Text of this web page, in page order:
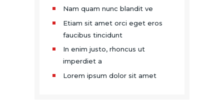
Nam quam nunc blandit ve
Etiam sit amet orci eget eros
faucibus tincidunt
In enim justo, rhoncus ut
imperdiet a
Lorem ipsum dolor sit amet